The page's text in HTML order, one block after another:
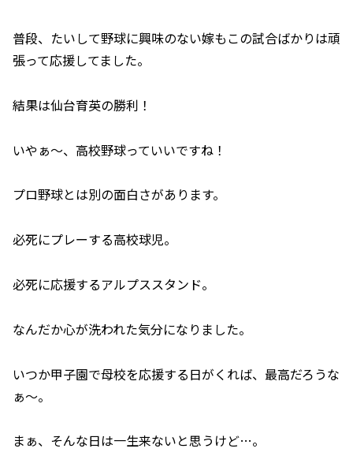
普段、たいして野球に興味のない嫁もこの試合ばかりは頑
張って応援してました。
結果は仙台育英の勝利！
いやぁ～、高校野球っていいですね！
プロ野球とは別の面白さがあります。
必死にプレーする高校球児。
必死に応援するアルプススタンド。
なんだか心が洗われた気分になりました。
いつか甲子園で母校を応援する日がくれば、最高だろうな
ぁ～。
まぁ、そんな日は一生来ないと思うけど…。